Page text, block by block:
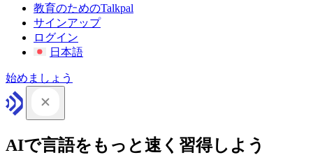
教育のためのTalkpal
サインアップ
ログイン
日本語
始めましょう
AIで言語をもっと速く習得しよう